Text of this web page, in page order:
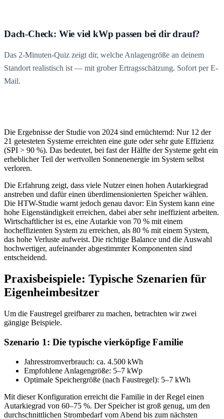
Dach-Check: Wie viel kWp passen bei dir drauf?
Das 2-Minuten-Quiz zeigt dir, welche Anlagengröße an deinem
Standort realistisch ist — mit grober Ertragsschätzung. Sofort per E-
Mail.
Die Ergebnisse der Studie von 2024 sind ernüchternd: Nur 12 der
21 getesteten Systeme erreichten eine gute oder sehr gute Effizienz
(SPI > 90 %). Das bedeutet, bei fast der Hälfte der Systeme geht ein
erheblicher Teil der wertvollen Sonnenenergie im System selbst
verloren.
Die Erfahrung zeigt, dass viele Nutzer einen hohen Autarkiegrad
anstreben und dafür einen überdimensionierten Speicher wählen.
Die HTW-Studie warnt jedoch genau davor: Ein System kann eine
hohe Eigenständigkeit erreichen, dabei aber sehr ineffizient arbeiten.
Wirtschaftlicher ist es, eine Autarkie von 70 % mit einem
hocheffizienten System zu erreichen, als 80 % mit einem System,
das hohe Verluste aufweist. Die richtige Balance und die Auswahl
hochwertiger, aufeinander abgestimmter Komponenten sind
entscheidend.
Praxisbeispiele: Typische Szenarien für
Eigenheimbesitzer
Um die Faustregel greifbarer zu machen, betrachten wir zwei
gängige Beispiele.
Szenario 1: Die typische vierköpfige Familie
Jahresstromverbrauch: ca. 4.500 kWh
Empfohlene Anlagengröße: 5–7 kWp
Optimale Speichergröße (nach Faustregel): 5–7 kWh
Mit dieser Konfiguration erreicht die Familie in der Regel einen
Autarkiegrad von 60–75 %. Der Speicher ist groß genug, um den
durchschnittlichen Strombedarf vom Abend bis zum nächsten